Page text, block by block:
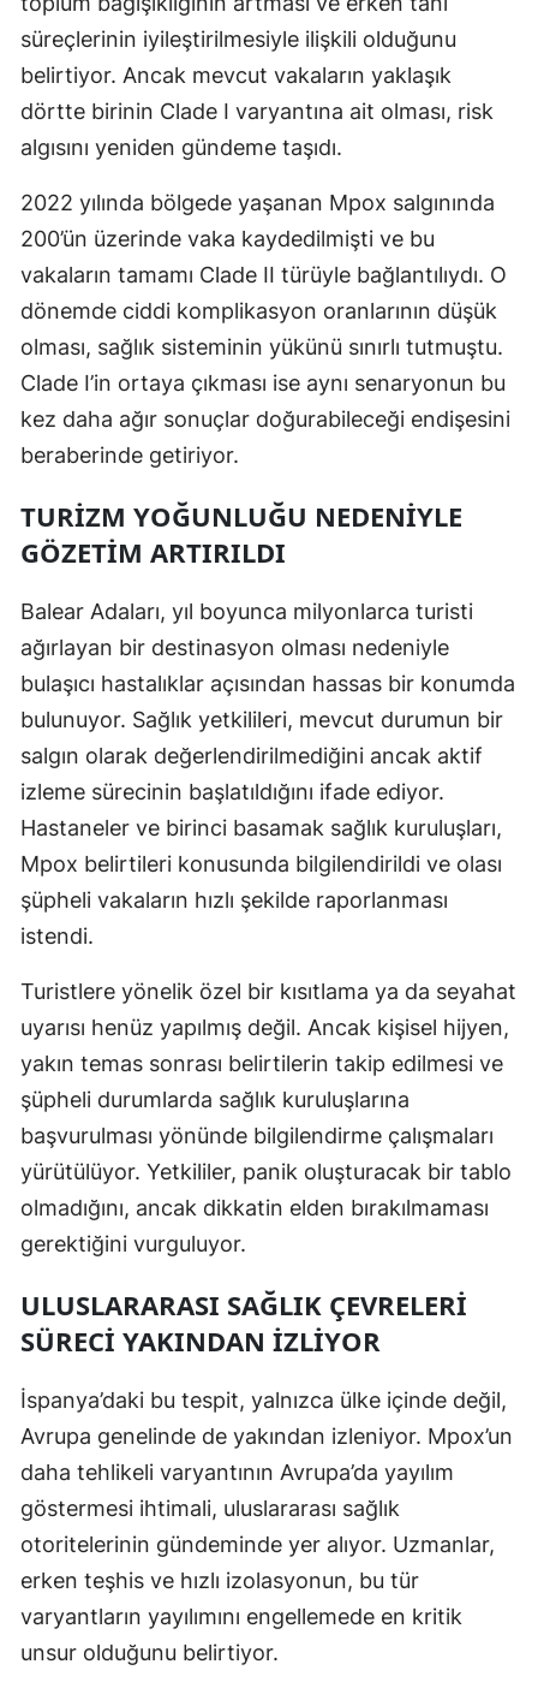
Yozgat
Zonguldak
Bayburt
Karaman
Kırıkkale
Batman
Şırnak
Bartın
Karabük
Kilis
Osmaniye
Düzce
süreçlerinin iyileştirilmesiyle ilişkili olduğunu
belirtiyor. Ancak mevcut vakaların yaklaşık
dörtte birinin Clade I varyantına ait olması, risk
algısını yeniden gündeme taşıdı.
2022 yılında bölgede yaşanan Mpox salgınında
200’ün üzerinde vaka kaydedilmişti ve bu
vakaların tamamı Clade II türüyle bağlantılıydı. O
dönemde ciddi komplikasyon oranlarının düşük
olması, sağlık sisteminin yükünü sınırlı tutmuştu.
Clade I’in ortaya çıkması ise aynı senaryonun bu
kez daha ağır sonuçlar doğurabileceği endişesini
beraberinde getiriyor.
TURIZM YOĞUNLUĞU NEDENIYLE
GÖZETIM ARTIRILDI
Balear Adaları, yıl boyunca milyonlarca turisti
ağırlayan bir destinasyon olması nedeniyle
bulaşıcı hastalıklar açısından hassas bir konumda
bulunuyor. Sağlık yetkilileri, mevcut durumun bir
salgın olarak değerlendirilmediğini ancak aktif
izleme sürecinin başlatıldığını ifade ediyor.
Hastaneler ve birinci basamak sağlık kuruluşları,
Mpox belirtileri konusunda bilgilendirildi ve olası
şüpheli vakaların hızlı şekilde raporlanması
istendi.
Turistlere yönelik özel bir kısıtlama ya da seyahat
uyarısı henüz yapılmış değil. Ancak kişisel hijyen,
yakın temas sonrası belirtilerin takip edilmesi ve
şüpheli durumlarda sağlık kuruluşlarına
başvurulması yönünde bilgilendirme çalışmaları
yürütülüyor. Yetkililer, panik oluşturacak bir tablo
olmadığını, ancak dikkatin elden bırakılmaması
gerektiğini vurguluyor.
ULUSLARARASI SAĞLIK ÇEVRELERI
SÜRECI YAKINDAN İZLIYOR
İspanya’daki bu tespit, yalnızca ülke içinde değil,
Avrupa genelinde de yakından izleniyor. Mpox’un
daha tehlikeli varyantının Avrupa’da yayılım
göstermesi ihtimali, uluslararası sağlık
otoritelerinin gündeminde yer alıyor. Uzmanlar,
erken teşhis ve hızlı izolasyonun, bu tür
varyantların yayılımını engellemede en kritik
unsur olduğunu belirtiyor.